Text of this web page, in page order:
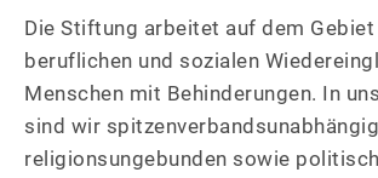
Die Stiftung arbeitet auf dem
beruflichen und sozialen
Menschen mit Behinderungen. In
sind wir
religionsungebunden sowie